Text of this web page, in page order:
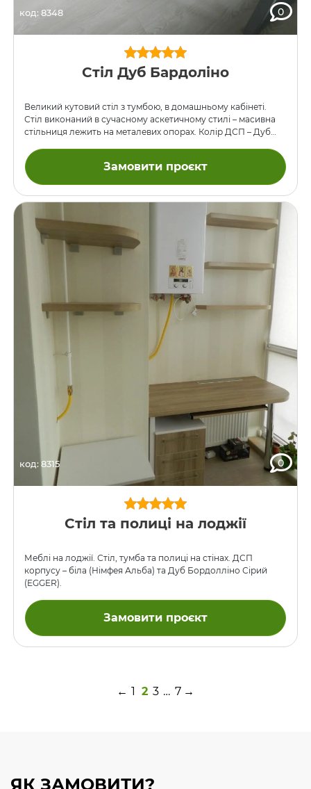
код: 8348 0
Стіл Дуб Бардоліно
Великий кутовий стіл з тумбою, в домашньому кабінеті.
Стіл виконаний в сучасному аскетичному стилі – масивна
стільниця лежить на металевих опорах. Колір ДСП – Дуб
Замовити проєкт
код: 8315 0
Стіл та полиці на лоджії
Меблі на лоджії. Стіл, тумба та полиці на стінах. ДСП
корпусу – біла (Німфея Альба) та Дуб Бордолліно Сірий
(EGGER).
Замовити проєкт
← 1 2 3 … 7 →
ЯК ЗАМОВИТИ?